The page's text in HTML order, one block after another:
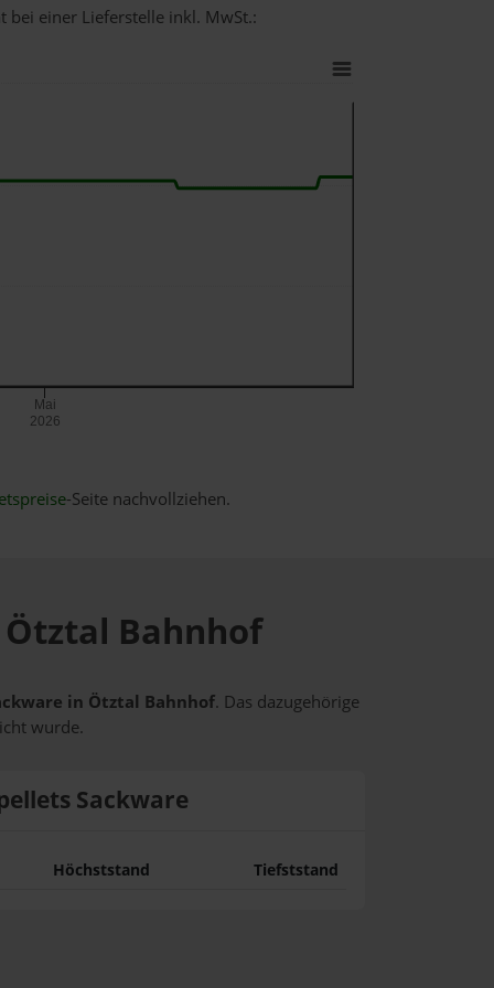
einer Lieferstelle inkl. MwSt.:
Mai
2026
-Seite nachvollziehen.
Bahnhof
in Ötztal Bahnhof. Das dazugehörige
wurde.
Sackware
Höchststand Tiefststand